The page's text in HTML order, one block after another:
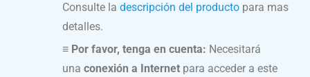
Consulte la descripción del producto para mas
detalles.
≡ Por favor, tenga en cuenta: Necesitará
una conexión a Internet para acceder a este